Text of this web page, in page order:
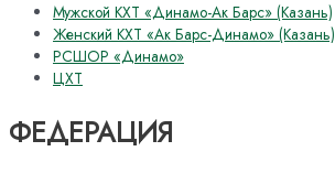
Мужской КХТ «Динамо-Ак Барс» (Казань)
Женский КХТ «Ак Барс-Динамо» (Казань)
РСШОР «Динамо»
ЦХТ
ФЕДЕРАЦИЯ